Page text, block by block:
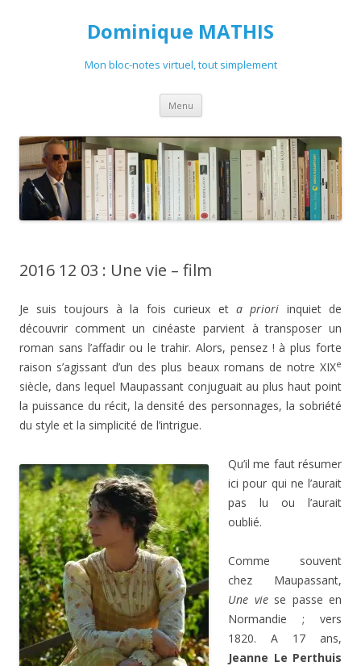
Dominique MATHIS
Mon bloc-notes virtuel, tout simplement
Menu Aller
contenu
2016 12 03 : Une vie – film
Je suis toujours à la fois curieux et a priori inquiet de
découvrir comment un cinéaste parvient à transposer un
roman sans l’affadir ou le trahir. Alors, pensez ! à plus forte
raison s’agissant d’un des plus beaux romans de notre XIXe
siècle, dans lequel Maupassant conjuguait au plus haut point
la puissance du récit, la densité des personnages, la sobriété
du style et la simplicité de l’intrigue.
Qu’il me faut résumer
ici pour qui ne l’aurait
pas lu ou l’aurait
oublié.
Comme souvent
chez Maupassant,
Une viese passe en
Normandie ; vers
1820. A 17 ans,
Jeanne Le Perthuis